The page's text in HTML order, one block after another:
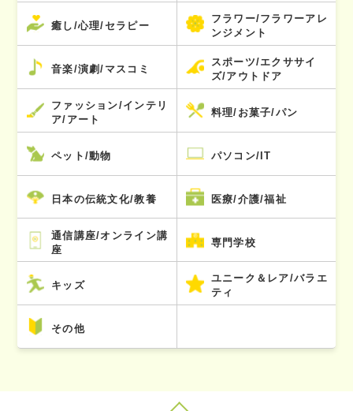
癒し/心理/セラピー
フラワー/フラワーアレ
ンジメント
音楽/演劇/マスコミ
スポーツ/エクササイ
ズ/アウトドア
ファッション/インテリ
ア/アート
料理/お菓子/パン
ペット/動物 パソコン/IT
日本の伝統文化/教養 医療/介護/福祉
通信講座/オンライン講
座
専門学校
キッズ
ユニーク＆レア/バラエ
ティ
その他